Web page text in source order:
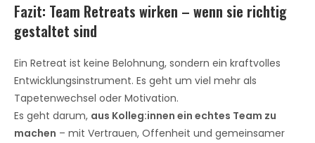
Fazit: Team Retreats wirken – wenn sie richtig
gestaltet sind
Ein Retreat ist keine Belohnung, sondern ein kraftvolles
Entwicklungsinstrument. Es geht um viel mehr als
Tapetenwechsel oder Motivation.
Es geht darum, aus Kolleg:innen ein echtes Team zu
machen – mit Vertrauen, Offenheit und gemeinsamer